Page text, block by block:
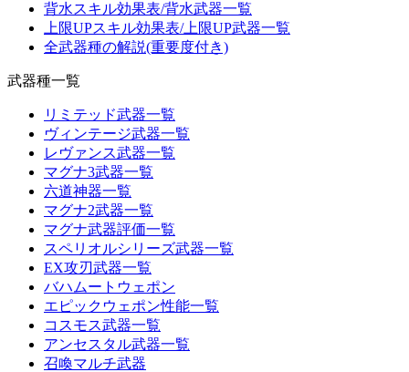
背水スキル効果表/背水武器一覧
上限UPスキル効果表/上限UP武器一覧
全武器種の解説(重要度付き)
武器種一覧
リミテッド武器一覧
ヴィンテージ武器一覧
レヴァンス武器一覧
マグナ3武器一覧
六道神器一覧
マグナ2武器一覧
マグナ武器評価一覧
スペリオルシリーズ武器一覧
EX攻刃武器一覧
バハムートウェポン
エピックウェポン性能一覧
コスモス武器一覧
アンセスタル武器一覧
召喚マルチ武器